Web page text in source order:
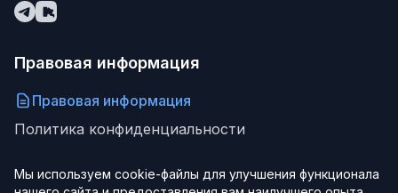
Правовая информация
Правовая информация
Политика конфиденциальности
Мы используем cookie-файлы для улучшения функционала